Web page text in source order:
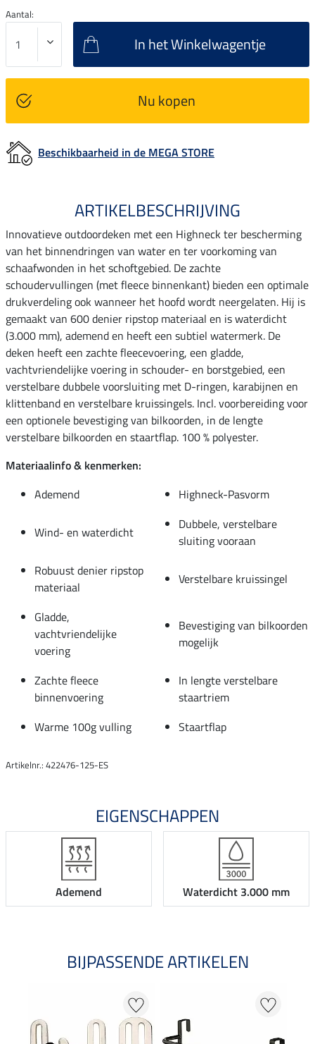
Aantal:
In het Winkelwagentje
Nu kopen
Beschikbaarheid in de MEGA STORE
ARTIKELBESCHRIJVING
Innovatieve outdoordeken met een Highneck ter bescherming
van het binnendringen van water en ter voorkoming van
schaafwonden in het schoftgebied. De zachte
schoudervullingen (met fleece binnenkant) bieden een optimale
drukverdeling ook wanneer het hoofd wordt neergelaten. Hij is
gemaakt van 600 denier ripstop materiaal en is waterdicht
(3.000 mm), ademend en heeft een subtiel watermerk. De
deken heeft een zachte fleecevoering, een gladde,
vachtvriendelijke voering in schouder- en borstgebied, een
verstelbare dubbele voorsluiting met D-ringen, karabijnen en
klittenband en verstelbare kruissingels. Incl. voorbereiding voor
een optionele bevestiging van bilkoorden, in de lengte
verstelbare bilkoorden en staartflap. 100 % polyester.
Materiaalinfo & kenmerken:
Ademend
Highneck-Pasvorm
Wind- en waterdicht
Dubbele, verstelbare
sluiting vooraan
Robuust denier ripstop
materiaal
Verstelbare kruissingel
Gladde,
vachtvriendelijke
voering
Bevestiging van bilkoorden
mogelijk
Zachte fleece
binnenvoering
In lengte verstelbare
staartriem
Warme 100g vulling
Staartflap
Artikelnr.: 422476-125-ES
EIGENSCHAPPEN
Ademend Waterdicht 3.000 mm
BIJPASSENDE ARTIKELEN